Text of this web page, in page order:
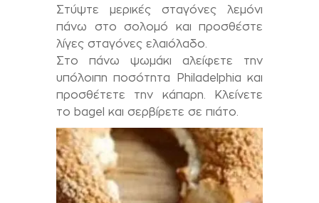
Στύψτε μερικές σταγόνες λεμόνι
πάνω στο σολομό και προσθέστε
λίγες σταγόνες ελαιόλαδο.
Στο πάνω ψωμάκι αλείφετε την
υπόλοιπη ποσότητα Philadelphia και
προσθέτετε την κάπαρη. Κλείνετε
το bagel και σερβίρετε σε πιάτο.